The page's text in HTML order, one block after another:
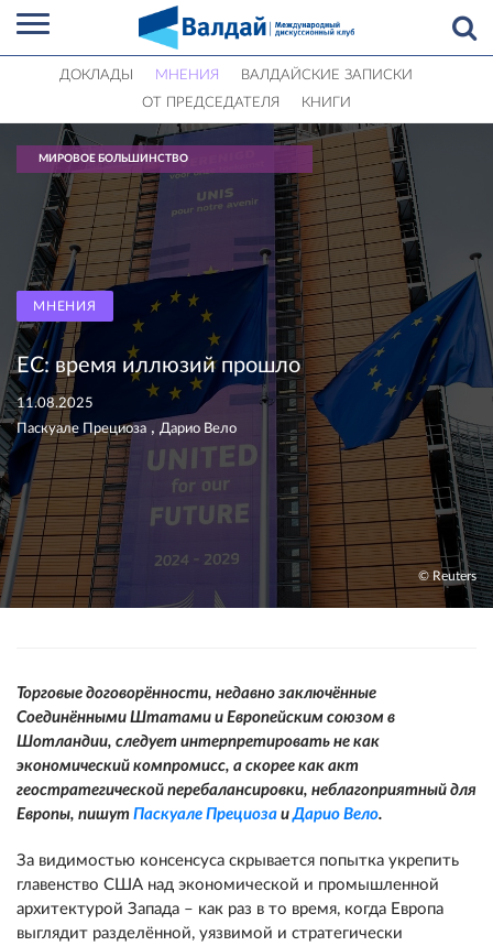
ДОКЛАДЫ МНЕНИЯ
ВАЛДАЙСКИЕ ЗАПИСКИ
ОТ ПРЕДСЕДАТЕЛЯ
КНИГИ
МИРОВОЕ БОЛЬШИНСТВО
МНЕНИЯ
ЕС: время иллюзий прошло
11.08.2025
Паскуале Прециоза , Дарио Вело
© Reuters
Торговые договорённости, недавно заключённые
Соединёнными Штатами и Европейским союзом в
Шотландии, следует интерпретировать не как
экономический компромисс, а скорее как акт
геостратегической перебалансировки, неблагоприятный для
Европы, пишут Паскуале Прециоза иДарио Вело.
За видимостью консенсуса скрывается попытка укрепить
главенство США над экономической и промышленной
архитектурой Запада – как раз в то время, когда Европа
выглядит разделённой, уязвимой и стратегически